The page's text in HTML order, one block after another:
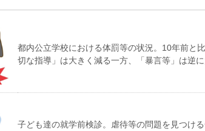
都内公立学校における体罰等の状況。10年前と
切な指導」は大きく減る一方、「暴言等」は逆に
子ども達の就学前検診。虐待等の問題を見つけ